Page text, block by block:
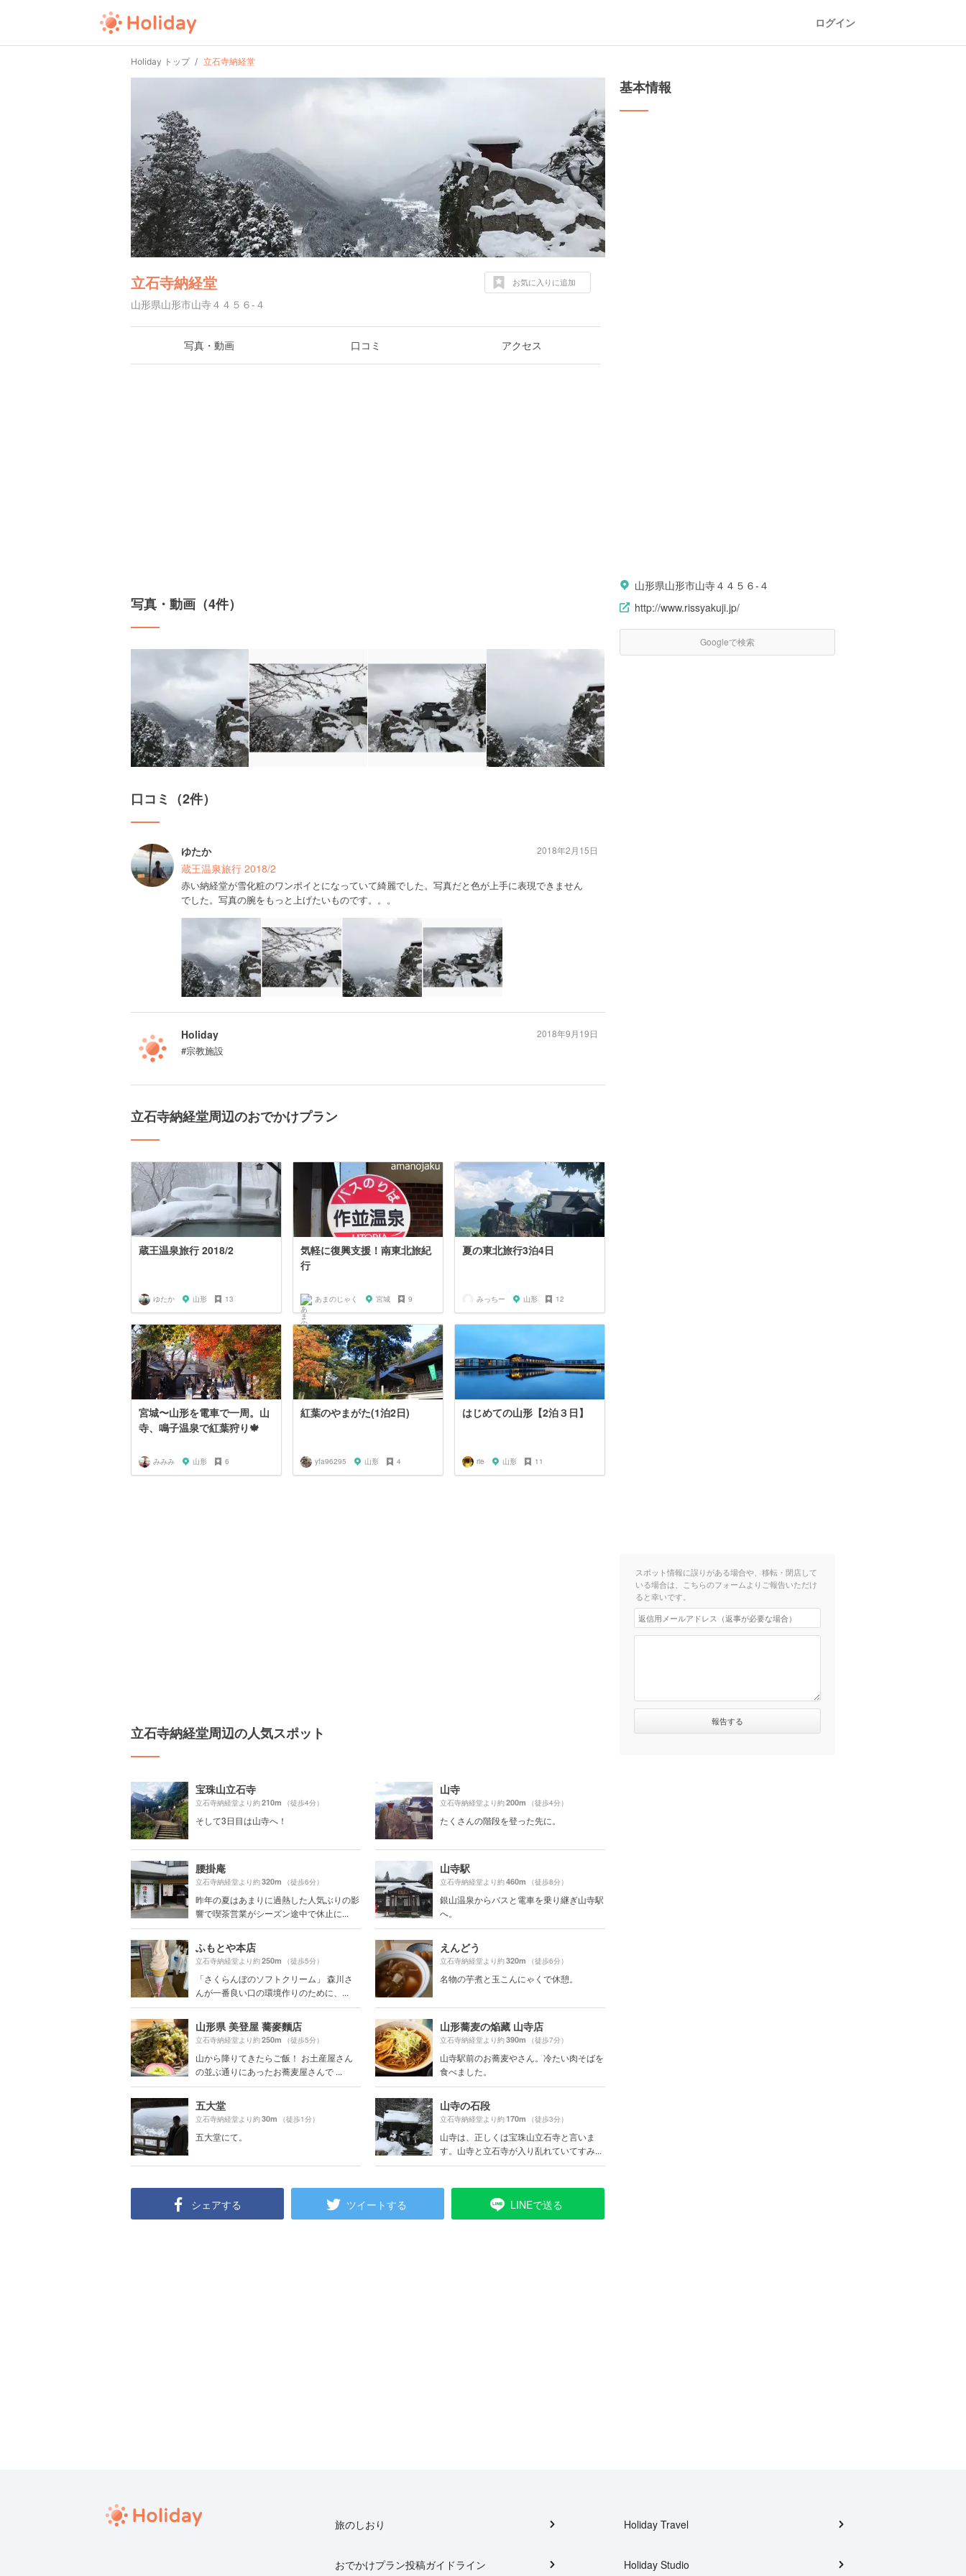
ログイン
Holiday トップ 立石寺納経堂
立石寺納経堂
山形県山形市山寺４４５６-４
お気に入りに追加
写真・動画 口コミ アクセス
写真・動画（4件）
口コミ（2件）
ゆたか
蔵王温泉旅行 2018/2
赤い納経堂が雪化粧のワンポイとになっていて綺麗でした。写真だと色が上手に表現できません
でした。写真の腕をもっと上げたいものです。。。
2018年2月15日
Holiday
#宗教施設
2018年9月19日
立石寺納経堂周辺のおでかけプラン
蔵王温泉旅行 2018/2
ゆたか 山形 13
気軽に復興支援！南東北旅紀
行
あまのじゃく 宮城 9
夏の東北旅行3泊4日
みっちー 山形 12
宮城〜山形を電車で一周。山
寺、鳴子温泉で紅葉狩り🍁
みみみ 山形 6
紅葉のやまがた(1泊2日)
yfa96295 山形 4
はじめての山形【2泊３日】
rie 山形 11
立石寺納経堂周辺の人気スポット
宝珠山立石寺
立石寺納経堂より約210m （徒歩4分）
そして3日目は山寺へ！
山寺
立石寺納経堂より約200m （徒歩4分）
たくさんの階段を登った先に。
腰掛庵
立石寺納経堂より約320m （徒歩6分）
昨年の夏はあまりに過熱した人気ぶりの影
響で喫茶営業がシーズン途中で休止に...
山寺駅
立石寺納経堂より約460m （徒歩8分）
銀山温泉からバスと電車を乗り継ぎ山寺駅
へ。
ふもとや本店
立石寺納経堂より約250m （徒歩5分）
「さくらんぼのソフトクリーム」 森川さ
んが一番良い口の環境作りのために、...
えんどう
立石寺納経堂より約320m （徒歩6分）
名物の芋煮と玉こんにゃくで休憩。
山形県 美登屋 蕎麥麵店
立石寺納経堂より約250m （徒歩5分）
山から降りてきたらご飯！ お土産屋さん
の並ぶ通りにあったお蕎麦屋さんで ...
山形蕎麦の焔藏 山寺店
立石寺納経堂より約390m （徒歩7分）
山寺駅前のお蕎麦やさん。冷たい肉そばを
食べました。
五大堂
立石寺納経堂より約30m （徒歩1分）
五大堂にて。
山寺の石段
立石寺納経堂より約170m （徒歩3分）
山寺は、正しくは宝珠山立石寺と言いま
す。山寺と立石寺が入り乱れていてすみ...
シェアする ツイートする LINEで送る
基本情報
山形県山形市山寺４４５６-４
http://www.rissyakuji.jp/
Googleで検索
スポット情報に誤りがある場合や、移転・閉店して
いる場合は、こちらのフォームよりご報告いただけ
ると幸いです。
旅のしおり
おでかけプラン投稿ガイドライン
Holiday Travel
Holiday Studio